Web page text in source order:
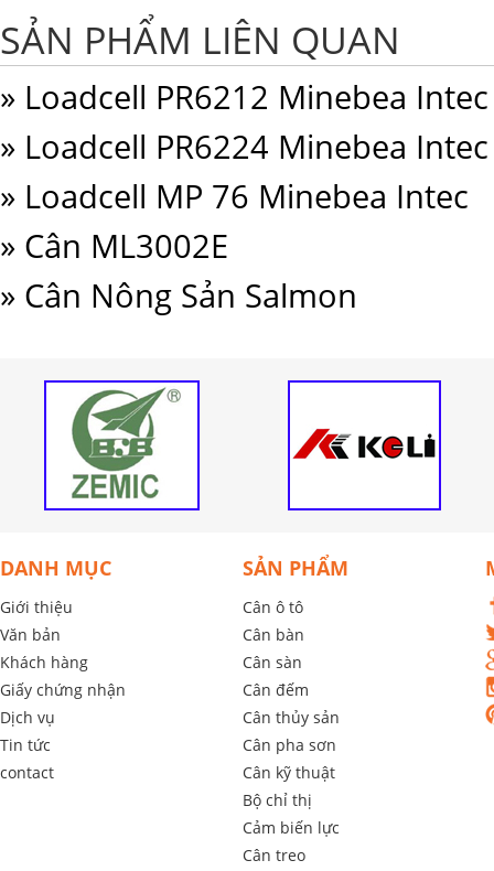
SẢN PHẨM LIÊN QUAN
» Loadcell PR6212 Minebea Intec
» Loadcell PR6224 Minebea Intec
» Loadcell MP 76 Minebea Intec
» Cân ML3002E
» Cân Nông Sản Salmon
DANH MỤC
Giới thiệu
Văn bản
Khách hàng
Giấy chứng nhận
Dịch vụ
Tin tức
contact
SẢN PHẨM
Cân ô tô
Cân bàn
Cân sàn
Cân đếm
Cân thủy sản
Cân pha sơn
Cân kỹ thuật
Bộ chỉ thị
Cảm biến lực
Cân treo